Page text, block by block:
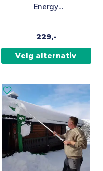
Energy
229,-
Velg alternativ
Alternativene
kan
på
produktsiden